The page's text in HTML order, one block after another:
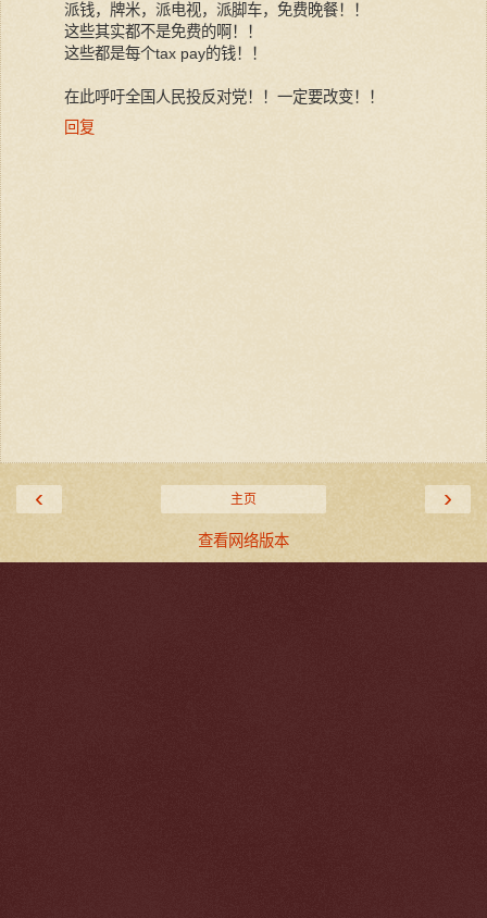
派钱，牌米，派电视，派脚车，免费晚餐！！
这些其实都不是免费的啊！！
这些都是每个tax pay的钱！！
在此呼吁全国人民投反对党！！一定要改变！！
回复
‹ ›
主页
查看网络版本